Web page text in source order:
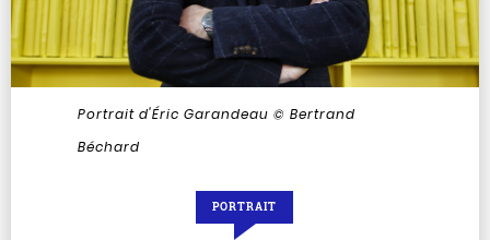
Portrait d'Éric Garandeau© Bertrand
Béchard
PORTRAIT